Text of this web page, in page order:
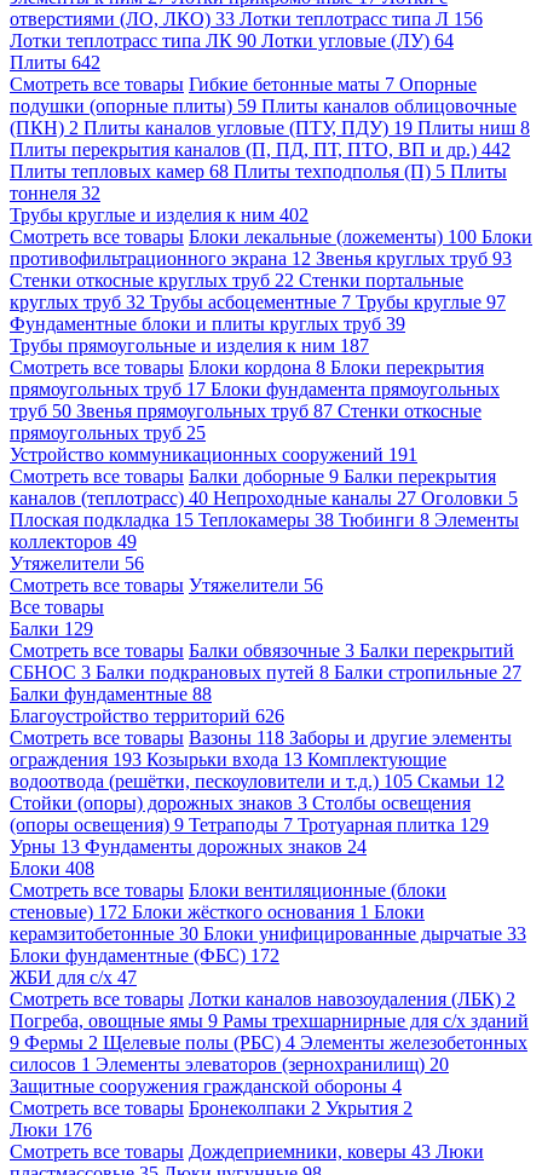
отверстиями (ЛО, ЛКО) 33 Лотки теплотрасс типа Л 156
Лотки теплотрасс типа ЛК 90 Лотки угловые (ЛУ) 64
Плиты 642
Смотреть все товары Гибкие бетонные маты 7 Опорные
подушки (опорные плиты) 59 Плиты каналов облицовочные
(ПКН) 2 Плиты каналов угловые (ПТУ, ПДУ) 19 Плиты ниш 8
Плиты перекрытия каналов (П, ПД, ПТ, ПТО, ВП и др.) 442
Плиты тепловых камер 68 Плиты техподполья (П) 5 Плиты
тоннеля 32
Трубы круглые и изделия к ним 402
Смотреть все товары Блоки лекальные (ложементы) 100 Блоки
противофильтрационного экрана 12 Звенья круглых труб 93
Стенки откосные круглых труб 22 Стенки портальные
круглых труб 32 Трубы асбоцементные 7 Трубы круглые 97
Фундаментные блоки и плиты круглых труб 39
Трубы прямоугольные и изделия к ним 187
Смотреть все товары Блоки кордона 8 Блоки перекрытия
прямоугольных труб 17 Блоки фундамента прямоугольных
труб 50 Звенья прямоугольных труб 87 Стенки откосные
прямоугольных труб 25
Устройство коммуникационных сооружений 191
Смотреть все товары Балки доборные 9 Балки перекрытия
каналов (теплотрасс) 40 Непроходные каналы 27 Оголовки 5
Плоская подкладка 15 Теплокамеры 38 Тюбинги 8 Элементы
коллекторов 49
Утяжелители 56
Смотреть все товары Утяжелители 56
Все товары
Балки 129
Смотреть все товары Балки обвязочные 3 Балки перекрытий
СБНОС 3 Балки подкрановых путей 8 Балки стропильные 27
Балки фундаментные 88
Благоустройство территорий 626
Смотреть все товары Вазоны 118 Заборы и другие элементы
ограждения 193 Козырьки входа 13 Комплектующие
водоотвода (решётки, пескоуловители и т.д.) 105 Скамьи 12
Стойки (опоры) дорожных знаков 3 Столбы освещения
(опоры освещения) 9 Тетраподы 7 Тротуарная плитка 129
Урны 13 Фундаменты дорожных знаков 24
Блоки 408
Смотреть все товары Блоки вентиляционные (блоки
стеновые) 172 Блоки жёсткого основания 1 Блоки
керамзитобетонные 30 Блоки унифицированные дырчатые 33
Блоки фундаментные (ФБС) 172
ЖБИ для с/х 47
Смотреть все товары Лотки каналов навозоудаления (ЛБК) 2
Погреба, овощные ямы 9 Рамы трехшарнирные для с/х зданий
9 Фермы 2 Щелевые полы (РБС) 4 Элементы железобетонных
силосов 1 Элементы элеваторов (зернохранилищ) 20
Защитные сооружения гражданской обороны 4
Смотреть все товары Бронеколпаки 2 Укрытия 2
Люки 176
Смотреть все товары Дождеприемники, коверы 43 Люки